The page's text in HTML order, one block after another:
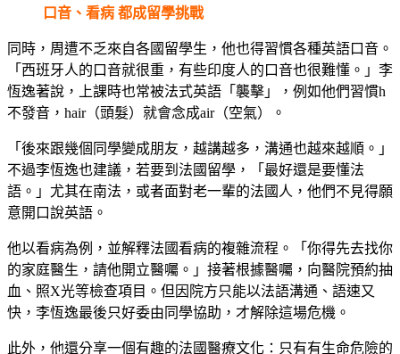
口音、看病 都成留學挑戰
同時，周遭不乏來自各國留學生，他也得習慣各種英語口音。
「西班牙人的口音就很重，有些印度人的口音也很難懂。」李
恆逸著說，上課時也常被法式英語「襲擊」，例如他們習慣h
不發音，hair（頭髮）就會念成air（空氣）。
「後來跟幾個同學變成朋友，越講越多，溝通也越來越順。」
不過李恆逸也建議，若要到法國留學，「最好還是要懂法
語。」尤其在南法，或者面對老一輩的法國人，他們不見得願
意開口說英語。
他以看病為例，並解釋法國看病的複雜流程。「你得先去找你
的家庭醫生，請他開立醫囑。」接著根據醫囑，向醫院預約抽
血、照X光等檢查項目。但因院方只能以法語溝通、語速又
快，李恆逸最後只好委由同學協助，才解除這場危機。
此外，他還分享一個有趣的法國醫療文化：只有有生命危險的